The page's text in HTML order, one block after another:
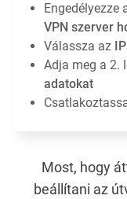
Engedélyezze
VPN szerver
Válassza az
Adja meg a 2.
adatokat
Most, hogy
beállítani az